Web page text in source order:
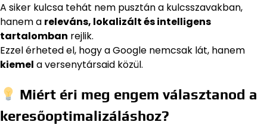
A siker kulcsa tehát nem pusztán a kulcsszavakban,
hanem a releváns, lokalizált és intelligens
tartalomban rejlik.
Ezzel érheted el, hogy a Google nemcsak lát, hanem
kiemel a versenytársaid közül.
Miért éri meg engem választanod a
keresőoptimalizáláshoz?